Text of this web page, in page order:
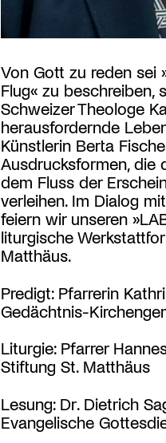
Von Gott zu reden sei
Flug« zu beschreiben,
Schweizer Theologe
herausfordernde
Künstlerin Berta
Ausdrucksformen, die
dem Fluss der
verleihen. Im Dialog
feiern wir unseren
liturgische
Matthäus.
Predigt: Pfarrerin
Gedächtnis-
Liturgie: Pfarrer
Stiftung St. Matthäus
Lesung: Dr. Dietrich
Evangelische